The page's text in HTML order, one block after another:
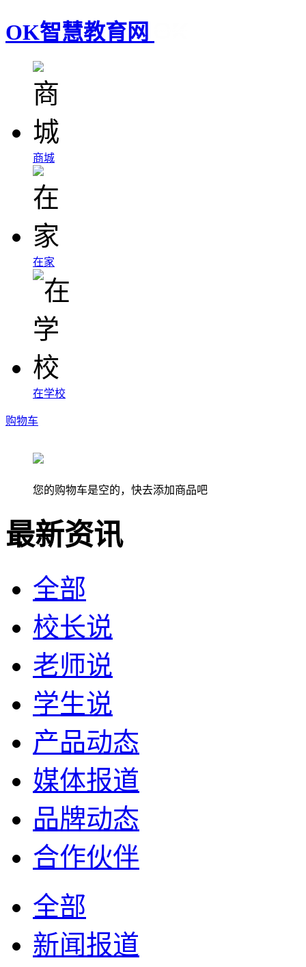
OK智慧教育网
商城
在家
在学校
购物车
您的购物车是空的，快去添加商品吧
最新资讯
全部
校长说
老师说
学生说
产品动态
媒体报道
品牌动态
合作伙伴
全部
新闻报道